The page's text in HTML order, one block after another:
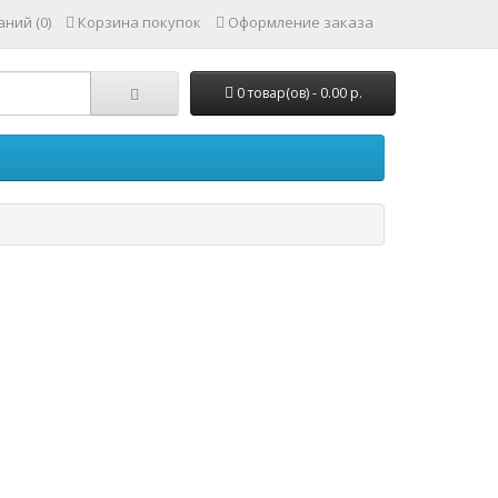
(0) Корзина покупок Оформление заказа
0 товар(ов) - 0.00 р.